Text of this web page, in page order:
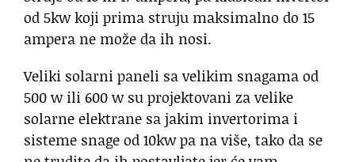
od 5kw koji prima struju maksimalno do 15
ampera ne može da ih nosi.
Veliki solarni paneli sa velikim snagama od
500 w ili 600 w su projektovani za velike
solarne elektrane sa jakim invertorima i
sisteme snage od 10kw pa na više, tako da se